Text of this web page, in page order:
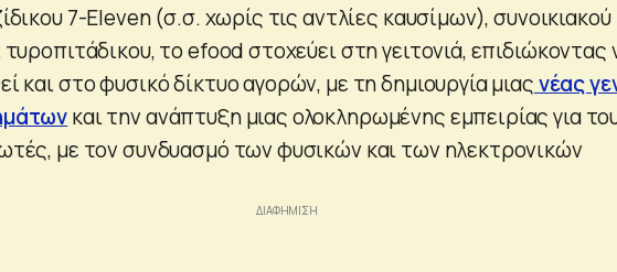
7-Eleven (σ.σ. χωρίς τις αντλίες καυσίμων), συνοικιακού
το efood στοχεύει στη γειτονιά, επιδιώκοντας
και στο φυσικό δίκτυο αγορών, με τη δημιουργία μιαςνέας
και την ανάπτυξη μιας ολοκληρωμένης εμπειρίας για
με τον συνδυασμό των φυσικών και των ηλεκτρονικών